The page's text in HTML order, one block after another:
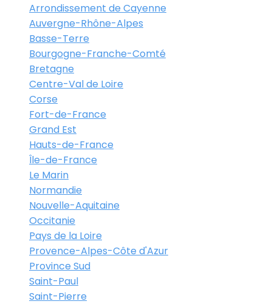
Arrondissement de Cayenne
Auvergne-Rhône-Alpes
Basse-Terre
Bourgogne-Franche-Comté
Bretagne
Centre-Val de Loire
Corse
Fort-de-France
Grand Est
Hauts-de-France
Île-de-France
Le Marin
Normandie
Nouvelle-Aquitaine
Occitanie
Pays de la Loire
Provence-Alpes-Côte d'Azur
Province Sud
Saint-Paul
Saint-Pierre